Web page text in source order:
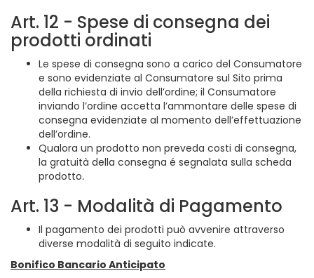
Art. 12 - Spese di consegna dei
prodotti ordinati
Le spese di consegna sono a carico del Consumatore
e sono evidenziate al Consumatore sul Sito prima
della richiesta di invio dell’ordine; il Consumatore
inviando l’ordine accetta l’ammontare delle spese di
consegna evidenziate al momento dell’effettuazione
dell’ordine.
Qualora un prodotto non preveda costi di consegna,
la gratuità della consegna é segnalata sulla scheda
prodotto.
Art. 13 - Modalità di Pagamento
Il pagamento dei prodotti può avvenire attraverso
diverse modalità di seguito indicate.
Bonifico Bancario Anticipato